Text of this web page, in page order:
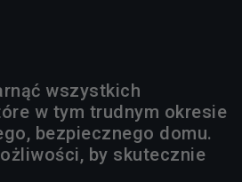
wszystkich
w tym trudnym okresie
bezpiecznego domu.
by skutecznie